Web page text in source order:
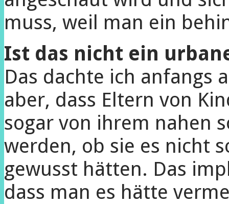
muss, weil man ein
Ist das nicht ein
Das dachte ich anfangs
aber, dass Eltern von
sogar von ihrem nahen
werden, ob sie es nicht
gewusst hätten. Das
dass man es hätte